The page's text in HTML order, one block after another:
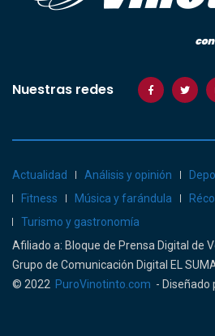
Nuestras redes
Actualidad Análisis y opinión
Fitness
Música y farándula
Turismo y gastronomía
Afiliado a: Bloque de Prensa Digital de
Grupo de Comunicación Digital EL
© 2022 PuroVinotinto.com - Diseñado